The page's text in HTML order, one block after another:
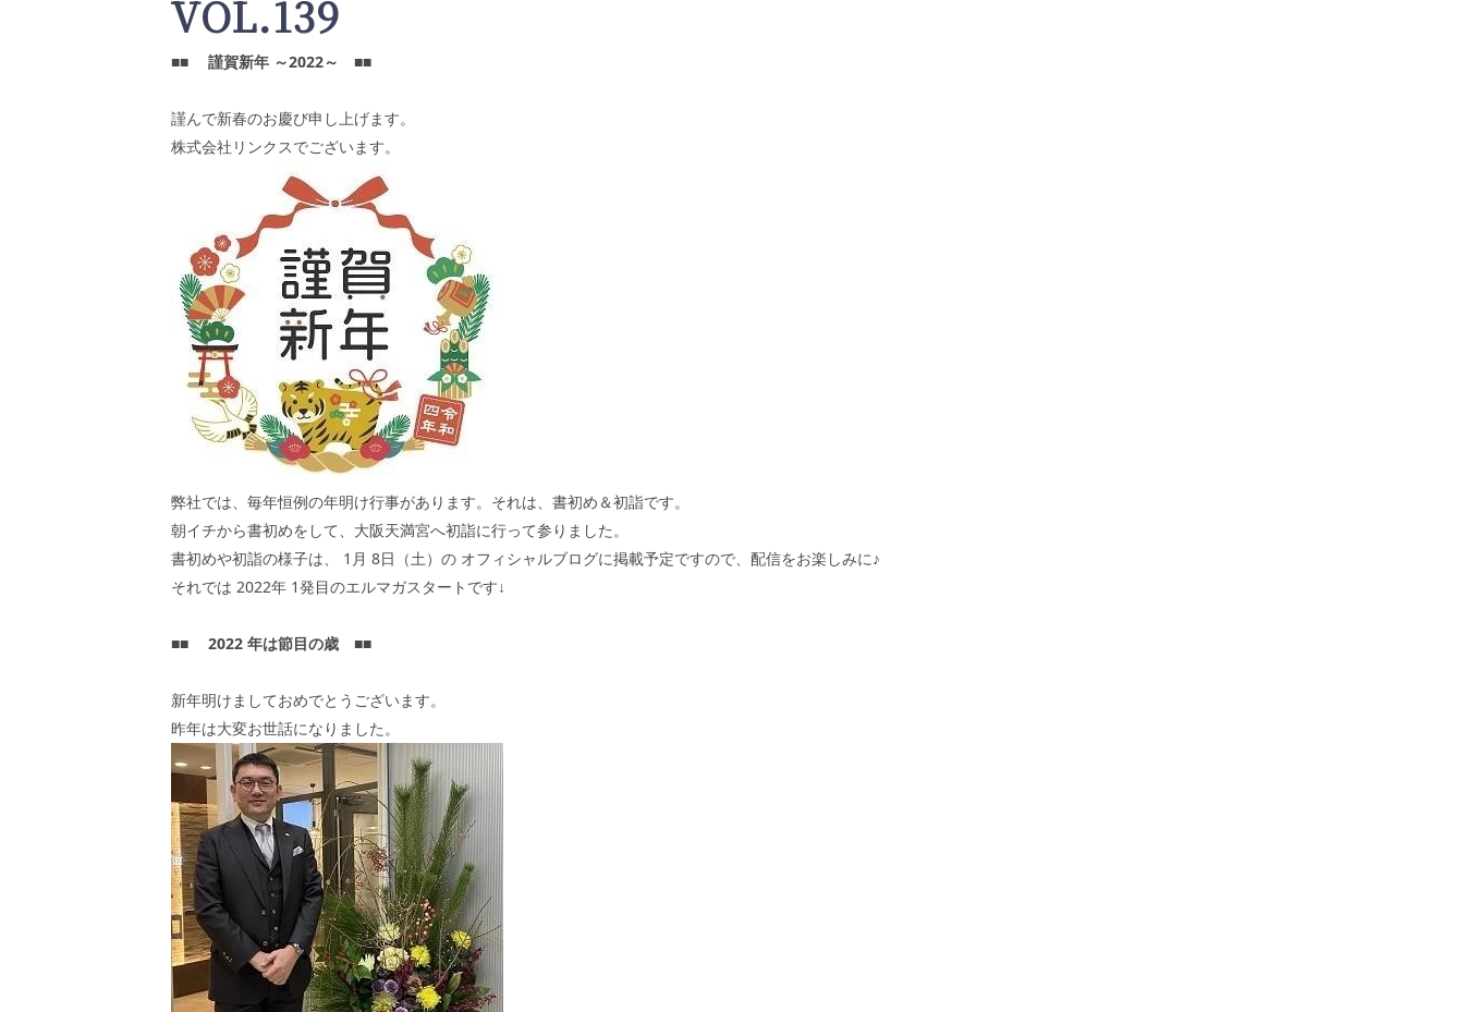
VOL.139
■■ 謹賀新年 ～2022～ ■■
謹んで新春のお慶び申し上げます。
株式会社リンクスでございます。
弊社では、毎年恒例の年明け行事があります。それは、書初め＆初詣です。
朝イチから書初めをして、大阪天満宮へ初詣に行って参りました。
書初めや初詣の様子は、 1 月 8日（土）の オフィシャルブログに掲載予定ですので、配信をお楽しみに♪
それでは 2022年 1発目のエルマガスタートです↓
■■ 2022 年は節目の歳 ■■
新年明けましておめでとうございます。
昨年は大変お世話になりました。